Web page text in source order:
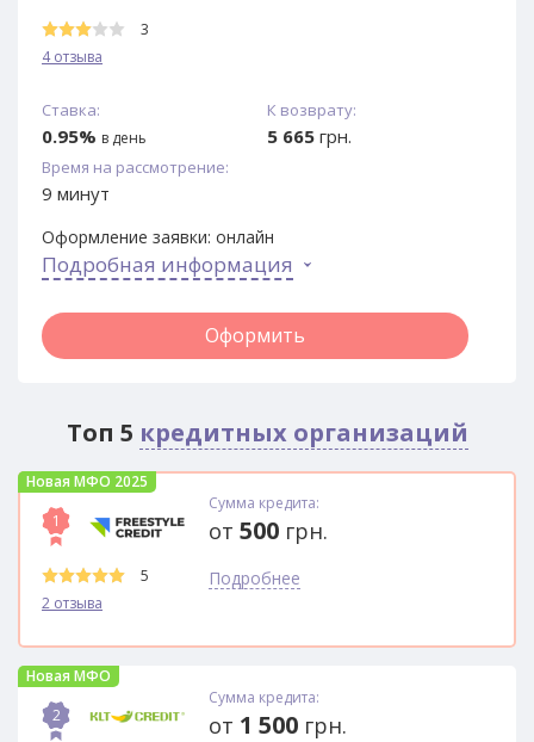
3
4 отзыва
Ставка:
0.95% в день
К возврату:
5 665 грн.
Время на рассмотрение:
9 минут
Оформление заявки: онлайн
Подробная информация
Оформить
Топ 5 кредитных организаций
Новая МФО 2025
1
5
2 отзыва
Сумма кредита:
от 500 грн.
Подробнее
Новая МФО
2
Сумма кредита:
от 1 500 грн.